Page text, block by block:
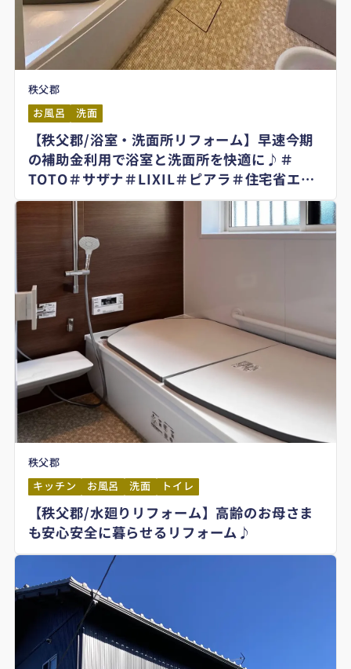
秩父郡
お風呂
洗面
【秩父郡/浴室・洗面所リフォーム】早速今期
の補助金利用で浴室と洗面所を快適に♪＃
TOTO＃サザナ＃LIXIL＃ピアラ＃住宅省エネ
2025キャンペーン＃子育てグリーン住宅支援
事業＃先進的窓リノベ2025事業
秩父郡
キッチン
お風呂 洗面 トイレ
【秩父郡/水廻りリフォーム】高齢のお母さま
も安心安全に暮らせるリフォーム♪